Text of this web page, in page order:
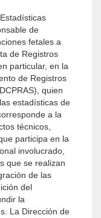
de
fetales a
de Registros
particular, en la
de Registros
quien
estadísticas de
a la
técnicos,
participa en la
involucrado,
que se realizan
de las
del
la
La Dirección de